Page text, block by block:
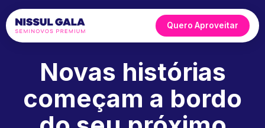
Quero Aproveitar
Novas histórias
começam a bordo